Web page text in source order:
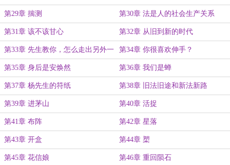
第29章 揣测 第30章 法是人的社会生产关系
第31章 该不该甘心 第32章 从旧到新的时代
第33章 先生教你，怎么走出另外一
条路
第34章 你很喜欢伸手？
第35章 身后是安焕然 第36章 我们是蝉
第37章 杨先生的符纸 第38章 旧法旧途和新法新路
第39章 进茅山 第40章 活捉
第41章 布阵 第42章 星落
第43章 开盒 第44章 槊
第45章 花信娘 第46章 重回陨石